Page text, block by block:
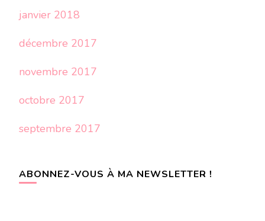
janvier 2018
décembre 2017
novembre 2017
octobre 2017
septembre 2017
ABONNEZ-VOUS À MA NEWSLETTER !